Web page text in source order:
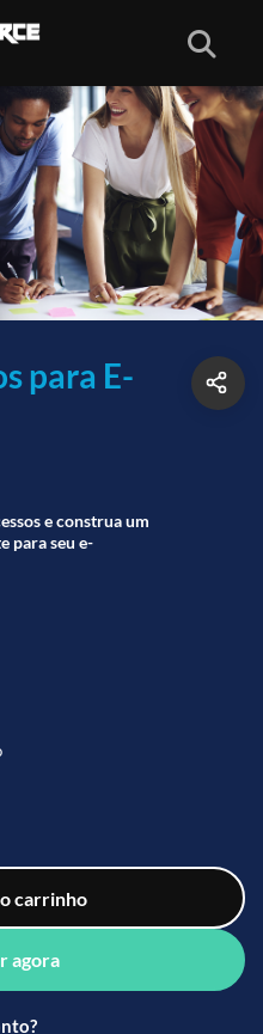
para E-
e construa um
para seu e-
carrinho
agora